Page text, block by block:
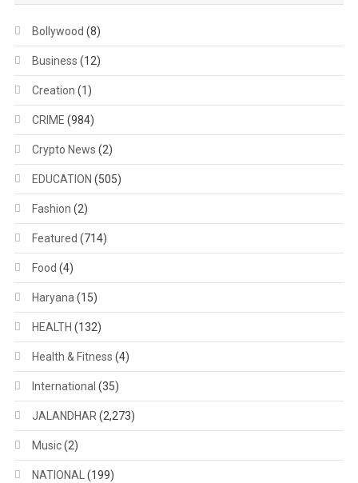
Bollywood (8)
Business (12)
Creation (1)
CRIME (984)
Crypto News (2)
EDUCATION (505)
Fashion (2)
Featured (714)
Food (4)
Haryana(15)
HEALTH (132)
Health & Fitness (4)
International (35)
JALANDHAR(2,273)
Music(2)
NATIONAL(199)